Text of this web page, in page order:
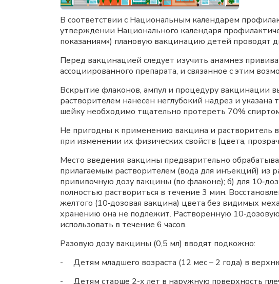
В соответствии с Национальным календарем
утверждении Национального календаря
показаниям») плановую вакцинацию детей проводят
Перед вакцинацией следует изучить анамнез
ассоциированного препарата, и связанное с этим
Вскрытие флаконов, ампул и процедуру вакцинации
растворителем нанесен неглубокий надрез и
шейку необходимо тщательно протереть 70%
Не пригодны к применению вакцина и растворитель
при изменении их физических свойств (цвета,
Место введения вакцины предварительно
прилагаемым растворителем (вода для инъекций) из
прививочную дозу вакцины (во флаконе); б) для
полностью раствориться в течение 3 мин.
желтого (10‑дозовая вакцина) цвета без видимых
хранению она не подлежит. Растворенную
использовать в течение 6 часов.
Разовую дозу вакцины (0,5 мл) вводят подкожно:
- Детям младшего возраста (12 мес – 2 года) в
- Детям старше 2-х лет в наружную поверхность